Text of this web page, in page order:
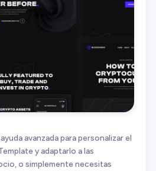
avanzada para personalizar el
y adaptarlo a las
o simplemente necesitas